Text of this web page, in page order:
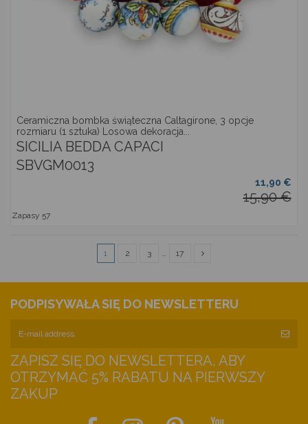
Ceramiczna bombka świąteczna Caltagirone, 3 opcje
rozmiaru (1 sztuka) Losowa dekoracja...
SICILIA BEDDA CAPACI
SBVGM0013
11,90 €
15,90 €
Zapasy 57
1 2 3 … 17
PODPISYWAŁA SIĘ DO NEWSLETTERU
ZAPISZ SIĘ DO NEWSLETTERA, ABY
OTRZYMAĆ 5% RABATU NA PIERWSZY
ZAKUP